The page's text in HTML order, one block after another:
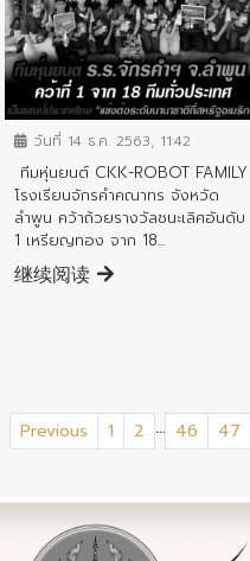
ข่าวประชาสัมพันธ์
วันที่ 14 ธ.ค. 2563, 11:42
ทีมหุ่นยนต์ CKK-ROBOT FAMILY
โรงเรียนจักรคำคณาทร จังหวัด
ลำพูน คว้าถ้วยรางวัลชนะเลิศอันดับ
1 เหรียญทอง จาก 18...
继续阅读
Previous 1 2 ... 46 47